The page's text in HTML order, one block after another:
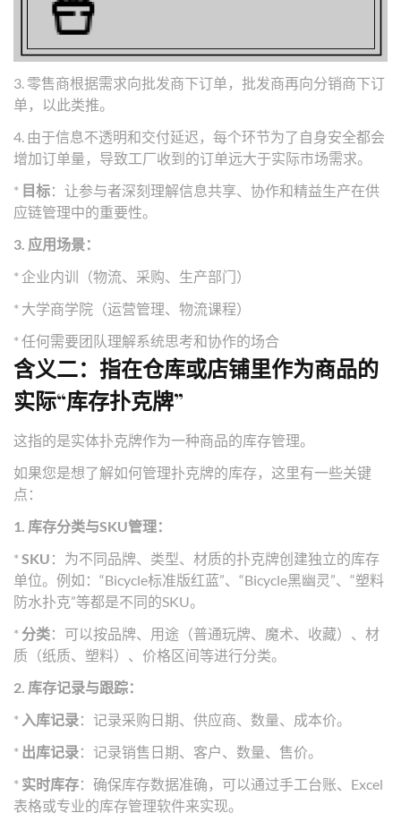
3. 零售商根据需求向批发商下订单，批发商再向分销商下订
单，以此类推。
4. 由于信息不透明和交付延迟，每个环节为了自身安全都会
增加订单量，导致工厂收到的订单远大于实际市场需求。
* 目标：让参与者深刻理解信息共享、协作和精益生产在供
应链管理中的重要性。
3. 应用场景：
* 企业内训（物流、采购、生产部门）
* 大学商学院（运营管理、物流课程）
* 任何需要团队理解系统思考和协作的场合
含义二：指在仓库或店铺里作为商品的
实际“库存扑克牌”
这指的是实体扑克牌作为一种商品的库存管理。
如果您是想了解如何管理扑克牌的库存，这里有一些关键
点：
1. 库存分类与SKU管理：
*SKU ：为不同品牌、类型、材质的扑克牌创建独立的库存
单位。例如：“Bicycle标准版红蓝”、“Bicycle黑幽灵”、“塑料
防水扑克”等都是不同的SKU。
* 分类：可以按品牌、用途（普通玩牌、魔术、收藏）、材
质（纸质、塑料）、价格区间等进行分类。
2. 库存记录与跟踪：
* 入库记录：记录采购日期、供应商、数量、成本价。
* 出库记录：记录销售日期、客户、数量、售价。
* 实时库存：确保库存数据准确，可以通过手工台账、Excel
表格或专业的库存管理软件来实现。